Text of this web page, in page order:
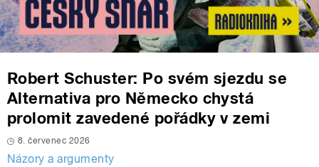
Robert Schuster: Po svém sjezdu se
Alternativa pro Německo chystá
prolomit zavedené pořádky v zemi
8. červenec 2026
Názory a argumenty